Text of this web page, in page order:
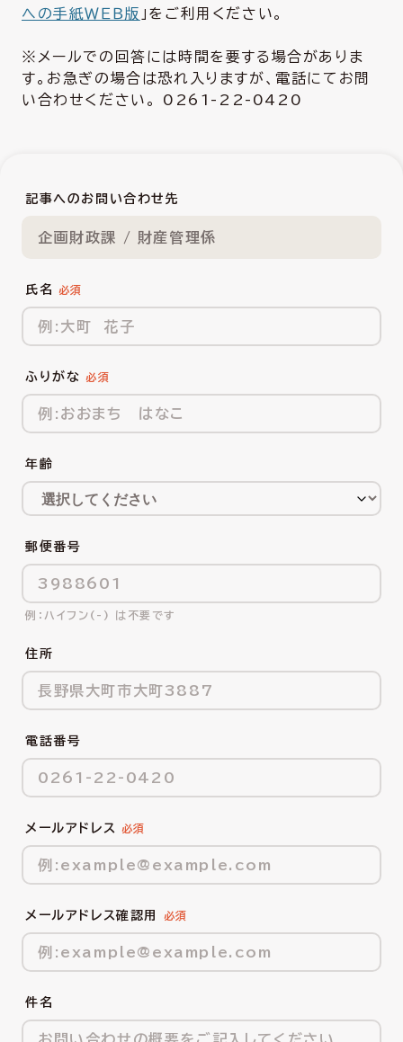
への手紙ＷＥＢ版 」をご利用ください。
※メールでの回答には時間を要する場合がありま
す。お急ぎの場合は恐れ入りますが、電話にてお問
い合わせください。 0261-22-0420
記事へのお問い合わせ先
企画財政課 / 財産管理係
氏名
ふりがな
年齢
郵便番号
ハイフン(-) は不要です
住所
電話番号
メールアドレス
メールアドレス確認用
件名